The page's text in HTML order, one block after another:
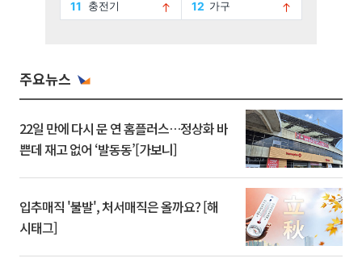
주요뉴스
22일 만에 다시 문 연 홈플러스…정상화 바
쁜데 재고 없어 ‘발동동’[가보니]
입추매직 '불발', 처서매직은 올까요? [해
시태그]